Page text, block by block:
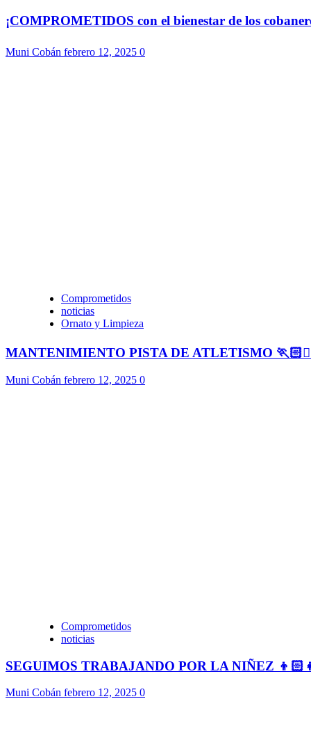
¡COMPROMETIDOS con el bienestar de los
Muni Cobán febrero 12, 2025 0
Comprometidos
noticias
Ornato y Limpieza
MANTENIMIENTO PISTA DE ATLETISMO
Muni Cobán febrero 12, 2025 0
Comprometidos
noticias
SEGUIMOS TRABAJANDO POR LA NIÑEZ
Muni Cobán febrero 12, 2025 0